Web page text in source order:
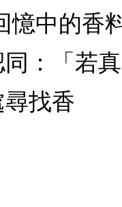
憶中的
：「若
找香